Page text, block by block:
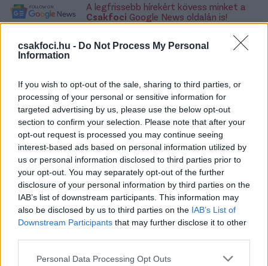
csakfoci.hu - Do Not Process My Personal
Information
If you wish to opt-out of the sale, sharing to third parties, or
processing of your personal or sensitive information for
targeted advertising by us, please use the below opt-out
section to confirm your selection. Please note that after your
opt-out request is processed you may continue seeing
interest-based ads based on personal information utilized by
us or personal information disclosed to third parties prior to
your opt-out. You may separately opt-out of the further
disclosure of your personal information by third parties on the
IAB’s list of downstream participants. This information may
also be disclosed by us to third parties on the IAB’s List of
Downstream Participants that may further disclose it to other
Please note that this website/app uses one or more Google
Personal Data Processing Opt Outs
A legfrissebb hírekért kövess minket a
Csakfoci Google News oldalán is!
második bajnoki mérkőzésén is remek teljesítményt
együttesébenNagy Ádám, aki a QPR elleni hazai
bajnokin megszerezte első gólját új csapatában. A
vezető találat megszerzését követően a
középpályás az első félidő hajrájában szenvedett
bokasérülést, a légiós sántikálva még pályán
maradt, de a szünetben le kellett cserélni.
A hétfői MR-vizsgálatok után az is felmerült, hogy a
játékosnak 6 hetet kell kihagynia, és esetleg műtétre
is szükség lesz,
a csakfoci.hu információi szerint azonban a keddi
napon egy specialista által elvégzett vizsgálat
sokkal pozitívabb eredményt hozott, mint korábban